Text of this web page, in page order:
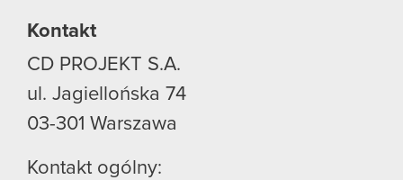
Kontakt
CD PROJEKT S.A.
ul. Jagiellońska 74
03-301 Warszawa
Kontakt ogólny: